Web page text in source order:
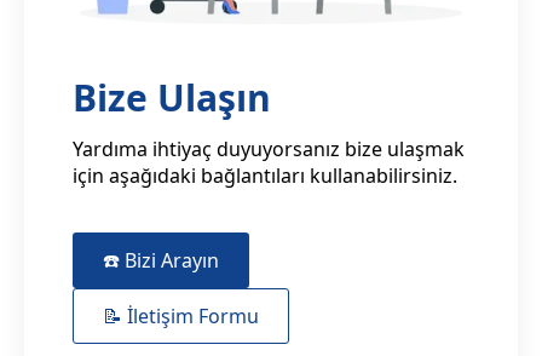
Bize Ulaşın
Yardıma ihtiyaç duyuyorsanız bize ulaşmak
için aşağıdaki bağlantıları kullanabilirsiniz.
☎️ Bizi Arayın
📝 İletişim Formu